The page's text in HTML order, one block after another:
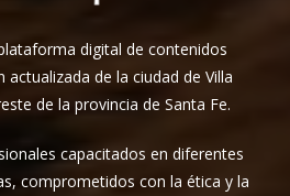
digital de contenidos
de la ciudad de Villa
de la provincia de Santa Fe.
capacitados en diferentes
comprometidos con la ética y la